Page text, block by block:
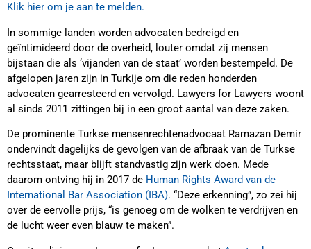
Klik hier om je aan te melden.
In sommige landen worden advocaten bedreigd en
geïntimideerd door de overheid, louter omdat zij mensen
bijstaan die als ‘vijanden van de staat’ worden bestempeld. De
afgelopen jaren zijn in Turkije om die reden honderden
advocaten gearresteerd en vervolgd. Lawyers for Lawyers woont
al sinds 2011 zittingen bij in een groot aantal van deze zaken.
De prominente Turkse mensenrechtenadvocaat Ramazan Demir
ondervindt dagelijks de gevolgen van de afbraak van de Turkse
rechtsstaat, maar blijft standvastig zijn werk doen. Mede
daarom ontving hij in 2017 de Human Rights Award van de
International Bar Association (IBA). “Deze erkenning”, zo zei hij
over de eervolle prijs, “is genoeg om de wolken te verdrijven en
de lucht weer even blauw te maken”.